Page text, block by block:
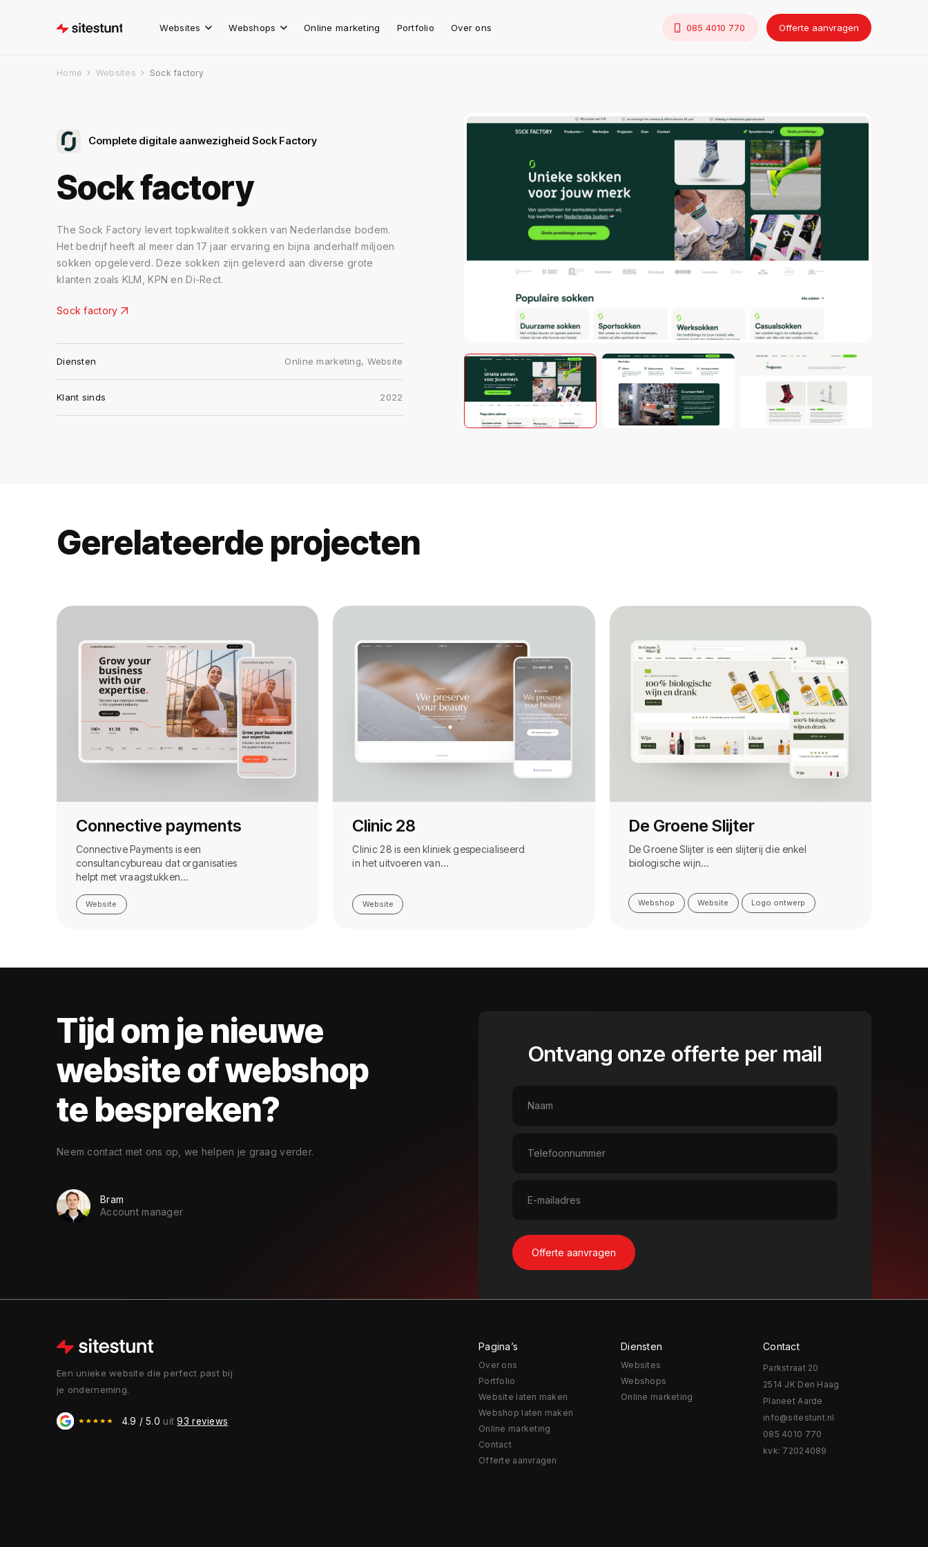
Websites Webshops Online marketing Portfolio Over ons 085 4010 770 Offerte aanvragen
Home Websites Sock factory
Complete digitale aanwezigheid Sock Factory
Sock factory
The Sock Factory levert topkwaliteit sokken van Nederlandse bodem.
Het bedrijf heeft al meer dan 17 jaar ervaring en bijna anderhalf miljoen
sokken opgeleverd. Deze sokken zijn geleverd aan diverse grote
klanten zoals KLM, KPN en Di-Rect.
Sock factory
Diensten Online marketing, Website
Klant sinds 2022
Gerelateerde projecten
Connective payments
Connective Payments is een
consultancybureau dat organisaties
helpt met vraagstukken…
Website
Clinic 28
Clinic 28 is een kliniek gespecialiseerd
in het uitvoeren van…
Website
De Groene Slijter
De Groene Slijter is een slijterij die enkel
biologische wijn…
Webshop Website Logo ontwerp
Tijd om je nieuwe
website of webshop
te bespreken?
Neem contact met ons op, we helpen je graag verder.
Bram
Account manager
Ontvang onze offerte per mail
Een unieke website die perfect past bij
je onderneming.
4.9 / 5.0 uit93 reviews
Pagina’s
Over ons
Portfolio
Website laten maken
Webshop laten maken
Online marketing
Contact
Offerte aanvragen
Diensten
Websites
Webshops
Online marketing
Contact
Parkstraat 20
2514 JK Den Haag
Planeet Aarde
info@sitestunt.nl
085 4010 770
kvk: 72024089